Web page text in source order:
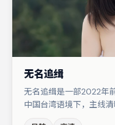
无名追缉
无名追缉是一部2022年
中国台湾语境下，主线